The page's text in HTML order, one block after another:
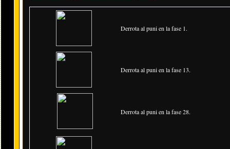
Derrota al puni en la fase 1.
Derrota al puni en la fase 13.
Derrota al puni en la fase 28.